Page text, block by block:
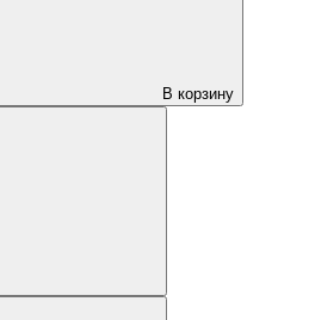
В корзину